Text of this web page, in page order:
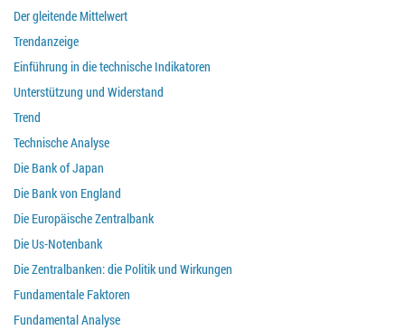
Der gleitende Mittelwert
Trendanzeige
Einführung in die technische Indikatoren
Unterstützung und Widerstand
Trend
Technische Analyse
Die Bank of Japan
Die Bank von England
Die Europäische Zentralbank
Die Us-Notenbank
Die Zentralbanken: die Politik und Wirkungen
Fundamentale Faktoren
Fundamental Analyse